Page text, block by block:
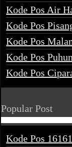
Kode Pos Air
Kode Pos
Kode Pos
Kode Pos
Kode Pos
Popular Post
Kode Pos